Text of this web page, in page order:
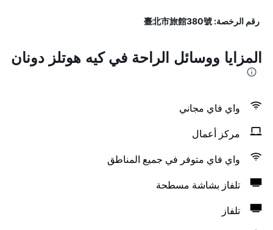
رقم الرخصة: 臺北市旅館380號
المزايا ووسائل الراحة في كيه هوتلز دونان
واي فاي مجاني
مركز أعمال
واي فاي متوفر في جميع المناطق
تلفاز بشاشة مسطحة
تلفاز